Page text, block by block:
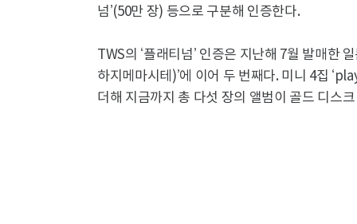
넘’(50만 장) 등으로 구분해 인증한다.
TWS의 ‘플래티넘’ 인증은 지난해 7월 발매
하지메마시테)’에 이어 두 번째다. 미니 4집
더해 지금까지 총 다섯 장의 앨범이 골드 디스